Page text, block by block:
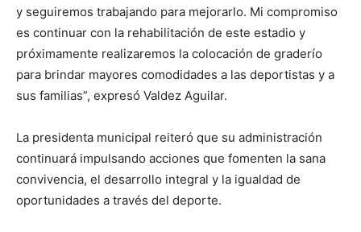
y seguiremos trabajando para mejorarlo. Mi compromiso
es continuar con la rehabilitación de este estadio y
próximamente realizaremos la colocación de graderío
para brindar mayores comodidades a las deportistas y a
sus familias”, expresó Valdez Aguilar.
La presidenta municipal reiteró que su administración
continuará impulsando acciones que fomenten la sana
convivencia, el desarrollo integral y la igualdad de
oportunidades a través del deporte.